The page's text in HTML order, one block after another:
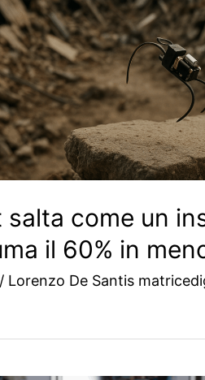
salta come un
il 60% in
/ Lorenzo De Santis